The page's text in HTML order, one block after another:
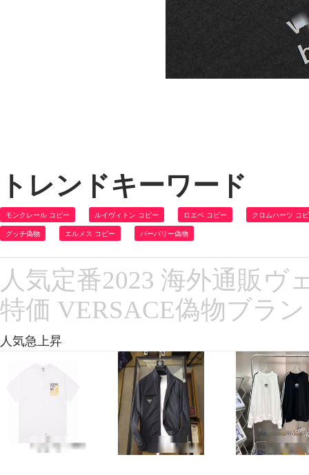
トレンドキーワード
モンクレール コピー ルイヴィトン コピー ロエベ コピー クロムハーツ コ
グッチ偽物 エルメス コピー バーバリー偽物
人気定番2023 海外通販
特価 VERSACE偽物ブラ
人気急上昇